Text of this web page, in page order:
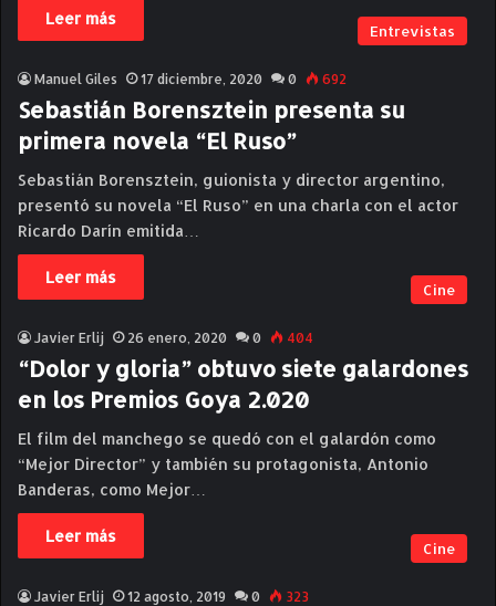
Leer más
Entrevistas
Manuel Giles 17 diciembre, 2020 0 692
Sebastián Borensztein presenta su
primera novela “El Ruso”
Sebastián Borensztein, guionista y director argentino,
presentó su novela “El Ruso” en una charla con el actor
Ricardo Darín emitida…
Leer más
Cine
Javier Erlij 26 enero, 2020 0 404
“Dolor y gloria” obtuvo siete galardones
en los Premios Goya 2.020
El film del manchego se quedó con el galardón como
“Mejor Director” y también su protagonista, Antonio
Banderas, como Mejor…
Leer más
Cine
Javier Erlij 12 agosto, 2019 0 323